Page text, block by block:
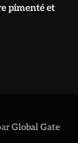
pimenté et
Global Gate